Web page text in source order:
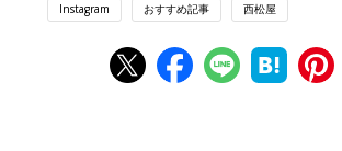
Instagram おすすめ記事 西松屋